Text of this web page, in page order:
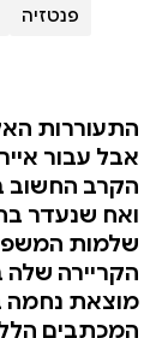
פנטזיה
התעוררות
אבל עבור
הקרב החשוב
ואח שנעדר
שלמות
הקריירה שלה
מוצאת נחמה
המכתבים